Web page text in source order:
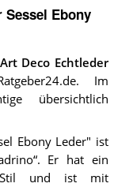
Ebony
Deco Echtleder
Im
übersichtlich
Ebony Leder" ist
Er hat ein
Stil und ist mit